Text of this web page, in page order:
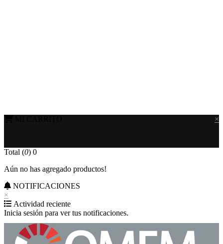
×
Total (0) 0
Aún no has agregado productos!
NOTIFICACIONES
×
Actividad reciente
Inicia sesión para ver tus notificaciones.